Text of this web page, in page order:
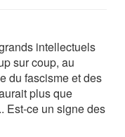
intellectuels
sur coup, au
du fascisme et des
plus que
Est-ce un signe des